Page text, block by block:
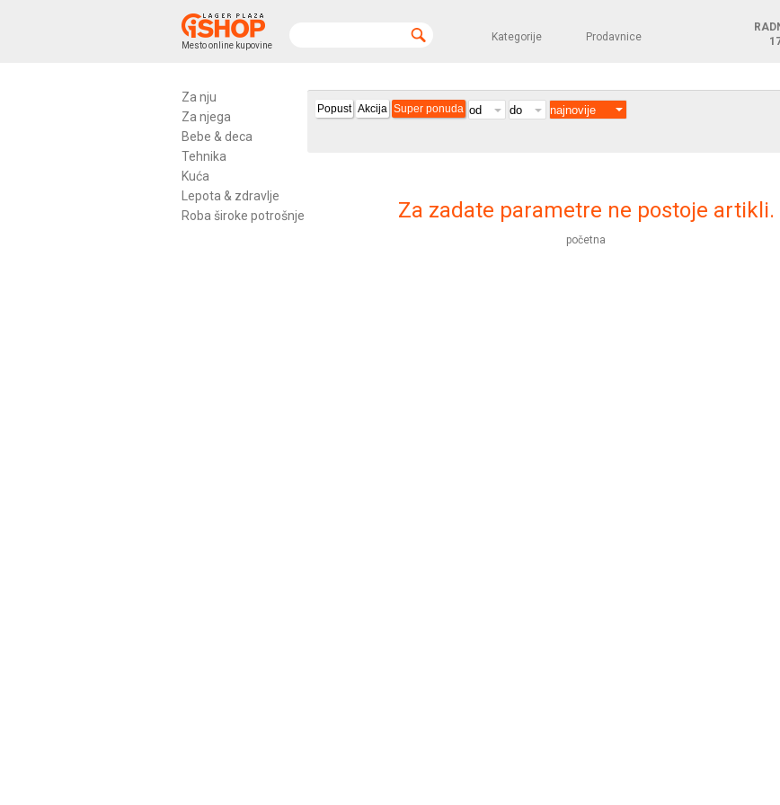
Mesto online kupovine
Kategorije Prodavnice
Za nju
Za njega
Bebe & deca
Tehnika
Kuća
Lepota & zdravlje
Roba široke potrošnje
Popust Akcija Super ponuda
Za zadate parametre ne postoje artikli.
početna